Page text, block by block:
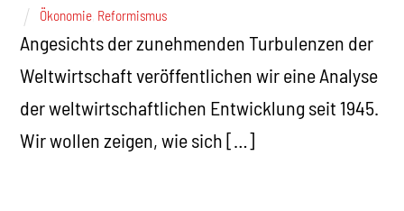
Ökonomie Reformismus
Angesichts der zunehmenden Turbulenzen der
Weltwirtschaft veröffentlichen wir eine Analyse
der weltwirtschaftlichen Entwicklung seit 1945.
Wir wollen zeigen, wie sich […]